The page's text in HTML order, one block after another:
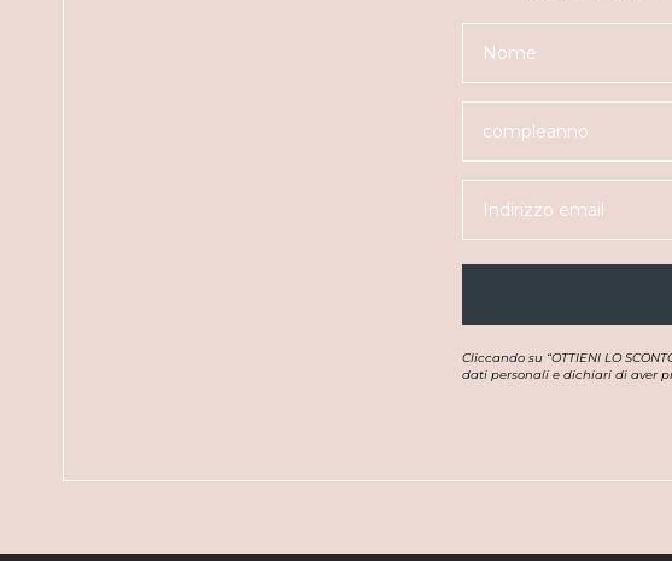
Cliccando su “OTTIENI LO
dati personali e dichiari di aver